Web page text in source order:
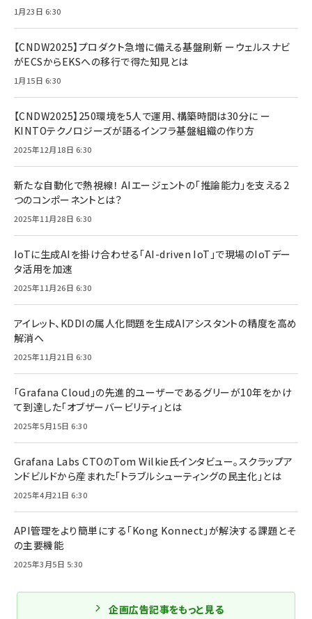
1月23日 6:30
【CNDW2025】プロダクト急増に備える基盤刷新 ーウェルスナビ
がECSからEKSへの移行で得た知見とは
1月15日 6:30
【CNDW2025】250環境を5人で運用、構築時間は30分に ー
KINTOテクノロジーズが語るインフラ基盤組織の作り方
2025年12月18日 6:30
新たな自動化で熱視線！ AIエージェントの「推論能力」を支える2
つのコンポーネントとは？
2025年11月28日 6:30
IoTに生成AIを掛け合わせる「AI-driven IoT」で現場のIoTデー
タ活用を加速
2025年11月26日 6:30
アイレット、KDDIの属人化問題を生成AIアシスタントの精度を高め
解消へ
2025年11月21日 6:30
「Grafana Cloud」の先進的ユーザーであるグリーが10年をかけ
て到達した「オブザーバービリティ」とは
2025年5月15日 6:30
Grafana Labs CTOのTom Wilkie氏インタビュー。スクラップア
ンドビルドから産まれた「トラブルシューティングの民主化」とは
2025年4月21日 6:30
API管理をより簡単にする「Kong Konnect」が解決する課題とそ
の主要機能
2025年3月5日 5:30
企画広告記事をもっと見る